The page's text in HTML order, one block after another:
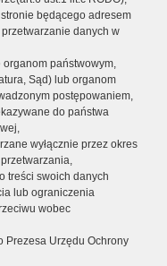
będącego adresem
danych w
państwowym,
Sąd) lub organom
postępowaniem,
do państwa
wyłącznie przez okres
treści swoich danych
lub ograniczenia
wobec
Prezesa Urzędu Ochrony